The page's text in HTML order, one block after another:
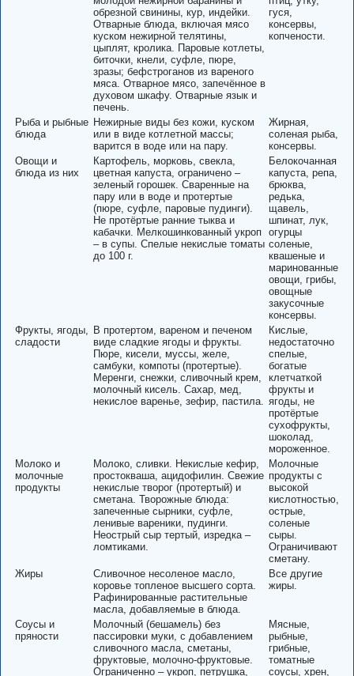
обрезной свинины, кур, индейки.
Отварные блюда, включая мясо
куском нежирной телятины,
цыплят, кролика. Паровые котлеты,
биточки, кнели, суфле, пюре,
зразы; бефстроганов из вареного
мяса. Отварное мясо, запечённое в
духовом шкафу. Отварные язык и
печень.
гуся,
консервы,
копчености.
Рыба и рыбные
блюда
Нежирные виды без кожи, куском
или в виде котлетной массы;
варится в воде или на пару.
Жирная,
соленая рыба,
консервы.
Овощи и
блюда из них
Картофель, морковь, свекла,
цветная капуста, ограничено –
зеленый горошек. Сваренные на
пару или в воде и протертые
(пюре, суфле, паровые пудинги).
Не протёртые ранние тыква и
кабачки. Мелкошинкованный укроп
– в супы. Спелые некислые томаты
до 100 г.
Белокочанная
капуста, репа,
брюква,
редька,
щавель,
шпинат, лук,
огурцы
соленые,
квашеные и
маринованные
овощи, грибы,
овощные
закусочные
консервы.
Фрукты, ягоды,
сладости
В протертом, вареном и печеном
виде сладкие ягоды и фрукты.
Пюре, кисели, муссы, желе,
самбуки, компоты (протертые).
Меренги, снежки, сливочный крем,
молочный кисель. Сахар, мед,
некислое варенье, зефир, пастила.
Кислые,
недостаточно
спелые,
богатые
клетчаткой
фрукты и
ягоды, не
протёртые
сухофрукты,
шоколад,
мороженное.
Молоко и
молочные
продукты
Молоко, сливки. Некислые кефир,
простокваша, ацидофилин. Свежие
некислые творог (протертый) и
сметана. Творожные блюда:
запеченные сырники, суфле,
ленивые вареники, пудинги.
Неострый сыр тертый, изредка –
ломтиками.
Молочные
продукты с
высокой
кислотностью,
острые,
соленые
сыры.
Ограничивают
сметану.
Жиры
Сливочное несоленое масло,
коровье топленое высшего сорта.
Рафинированные растительные
масла, добавляемые в блюда.
Все другие
жиры.
Соусы и
пряности
Молочный (бешамель) без
пассировки муки, с добавлением
сливочного масла, сметаны,
фруктовые, молочно-фруктовые.
Ограниченно – укроп, петрушка,
Мясные,
рыбные,
грибные,
томатные
соусы, хрен,